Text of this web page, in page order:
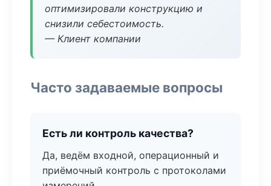
оптимизировали конструкцию и
снизили себестоимость.
— Клиент компании
Часто задаваемые вопросы
Есть ли контроль качества?
Да, ведём входной, операционный и
приёмочный контроль с протоколами